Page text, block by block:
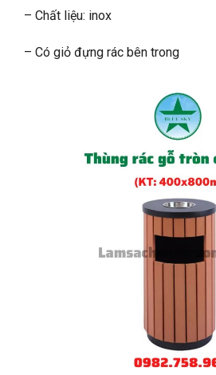
– Chất liệu: inox
– Có giỏ đựng rác bên trong